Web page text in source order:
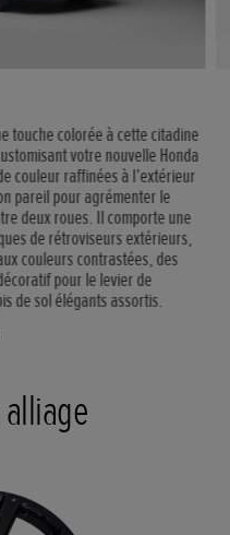
touche colorée à cette citadine
votre nouvelle Honda
couleur raffinées à l’extérieur
pareil pour agrémenter le
deux roues. Il comporte une
de rétroviseurs extérieurs,
couleurs contrastées, des
pour le levier de
de sol élégants assortis.